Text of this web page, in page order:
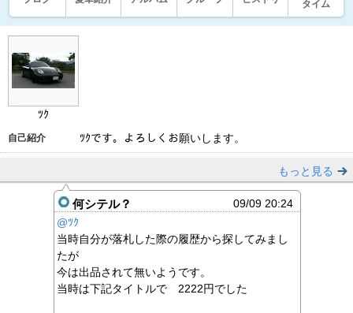
タイム
ﾂｸ
自己紹介 ﾂｸです。よろしくお願いします。
もっと見る
何シテル？
09/09 20:24
@ﾂｸ
当時自分が落札した際の履歴から探してみまし
たが
今は出品されて無いようです。
当時は下記タイトルで 2222円でした